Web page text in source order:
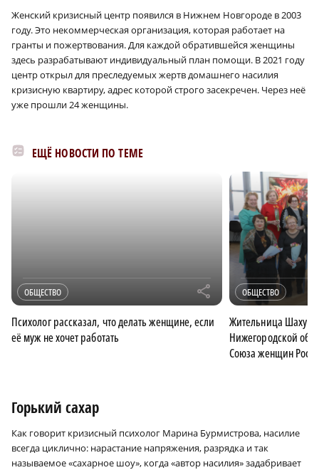
Женский кризисный центр появился в Нижнем Новгороде в 2003
году. Это некоммерческая организация, которая работает на
гранты и пожертвования. Для каждой обратившейся женщины
здесь разрабатывают индивидуальный план помощи. В 2021 году
центр открыл для преследуемых жертв домашнего насилия
кризисную квартиру, адрес которой строго засекречен. Через неё
уже прошли 24 женщины.
ЕЩЁ НОВОСТИ ПО ТЕМЕ
ОБЩЕСТВО r
Психолог рассказал, что делать женщине, если
её муж не хочет работать
ОБЩЕСТВО
Жительница
Нижегородской
Союза женщин
Горький сахар
Как говорит кризисный психолог Марина Бурмистрова, насилие
всегда циклично: нарастание напряжения, разрядка и так
называемое «сахарное шоу», когда «автор насилия» задабривает